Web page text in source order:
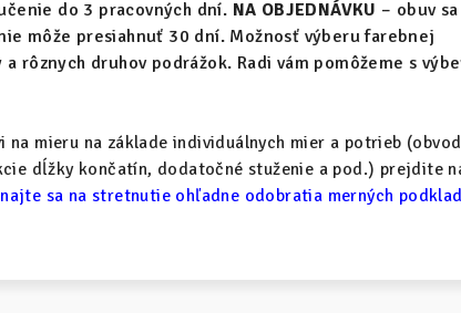
do 3 pracovných dní. NA OBJEDNÁVKU – obuv sa
môže presiahnuť 30 dní. Možnosť výberu farebnej
rôznych druhov podrážok. Radi vám pomôžeme s
na mieru na základe individuálnych mier a potrieb
dĺžky končatín, dodatočné stuženie a pod.) prejdite
sa na stretnutie ohľadne odobratia merných